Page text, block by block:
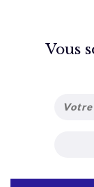
Vous